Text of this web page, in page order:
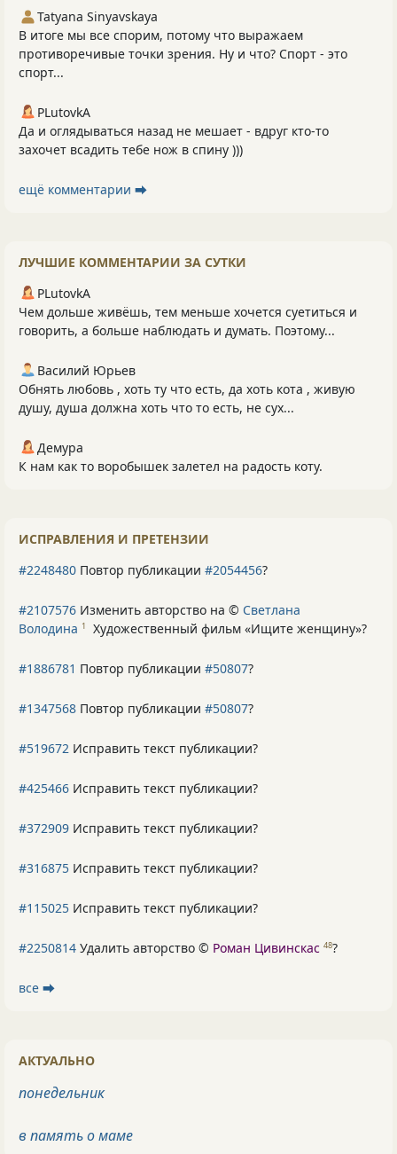
Tatyana Sinyavskaya
В итоге мы все спорим, потому что выражаем
противоречивые точки зрения. Ну и что? Спорт - это
спорт...
PLutоvkА
Да и оглядываться назад не мешает - вдруг кто-то
захочет всадить тебе нож в спину )))
ещё комментарии ⮕
ЛУЧШИЕ КОММЕНТАРИИ ЗА СУТКИ
PLutоvkА
Чем дольше живёшь, тем меньше хочется суетиться и
говорить, а больше наблюдать и думать. Поэтому...
Василий Юрьев
Обнять любовь , хоть ту что есть, да хоть кота , живую
душу, душа должна хоть что то есть, не сух...
Демура
К нам как то воробышек залетел на радость коту.
ИСПРАВЛЕНИЯ И ПРЕТЕНЗИИ
#2248480 Повтор публикации #2054456?
#2107576 Изменить авторство на © Светлана
Володина 1 Художественный фильм «Ищите женщину»?
#1886781 Повтор публикации #50807?
#1347568 Повтор публикации #50807?
#519672 Исправить текст публикации?
#425466 Исправить текст публикации?
#372909 Исправить текст публикации?
#316875 Исправить текст публикации?
#115025 Исправить текст публикации?
#2250814 Удалить авторство © Роман Цивинскас 48?
все ⮕
АКТУАЛЬНО
понедельник
в память о маме